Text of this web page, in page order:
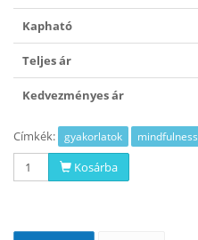
Kapható
Teljes ár
Kedvezményes ár
Címkék: gyakorlatok mindfulness
Kosárba